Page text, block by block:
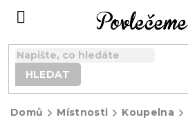
HLEDAT
Domů Místnosti Koupelna